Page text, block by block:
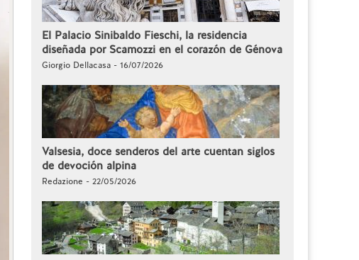
El Palacio Sinibaldo Fieschi, la residencia
diseñada por Scamozzi en el corazón de Génova
Giorgio Dellacasa - 16/07/2026
Valsesia, doce senderos del arte cuentan siglos
de devoción alpina
Redazione - 22/05/2026